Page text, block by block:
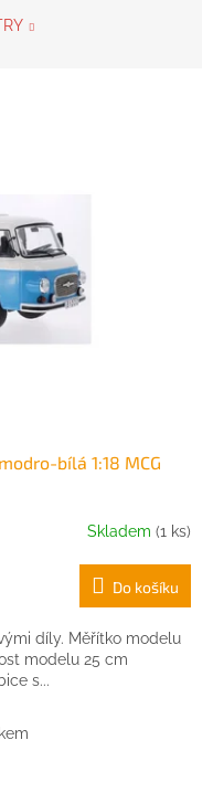
bílá 1:18 MCG
Skladem (1 ks)
Do košíku
díly. Měřítko modelu
modelu 25 cm
s...